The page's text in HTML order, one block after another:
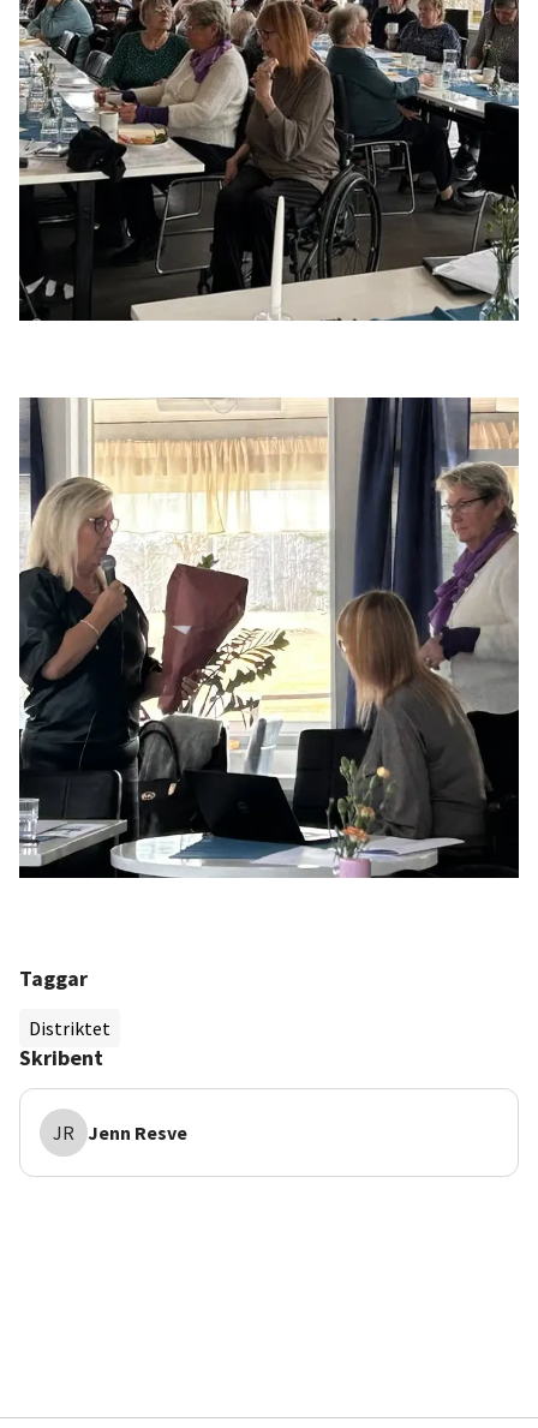
Taggar
Distriktet
Skribent
JR Jenn Resve